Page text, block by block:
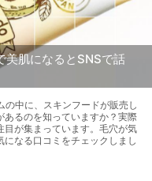
美肌になるとSNSで話
中に、スキンフードが販売し
るのを知っていますか？実際
目が集まっています。毛穴が気
なる口コミをチェックしまし